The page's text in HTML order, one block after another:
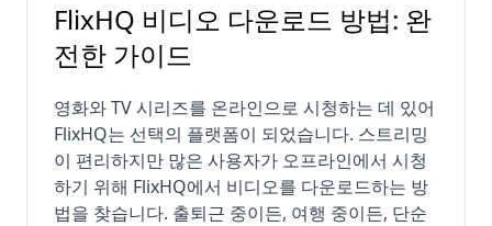
FlixHQ 비디오 다운로드 방법: 완
전한 가이드
영화와 TV 시리즈를 온라인으로 시청하는 데 있어
FlixHQ는 선택의 플랫폼이 되었습니다. 스트리밍
이 편리하지만 많은 사용자가 오프라인에서 시청
하기 위해 FlixHQ에서 비디오를 다운로드하는 방
법을 찾습니다. 출퇴근 중이든, 여행 중이든, 단순